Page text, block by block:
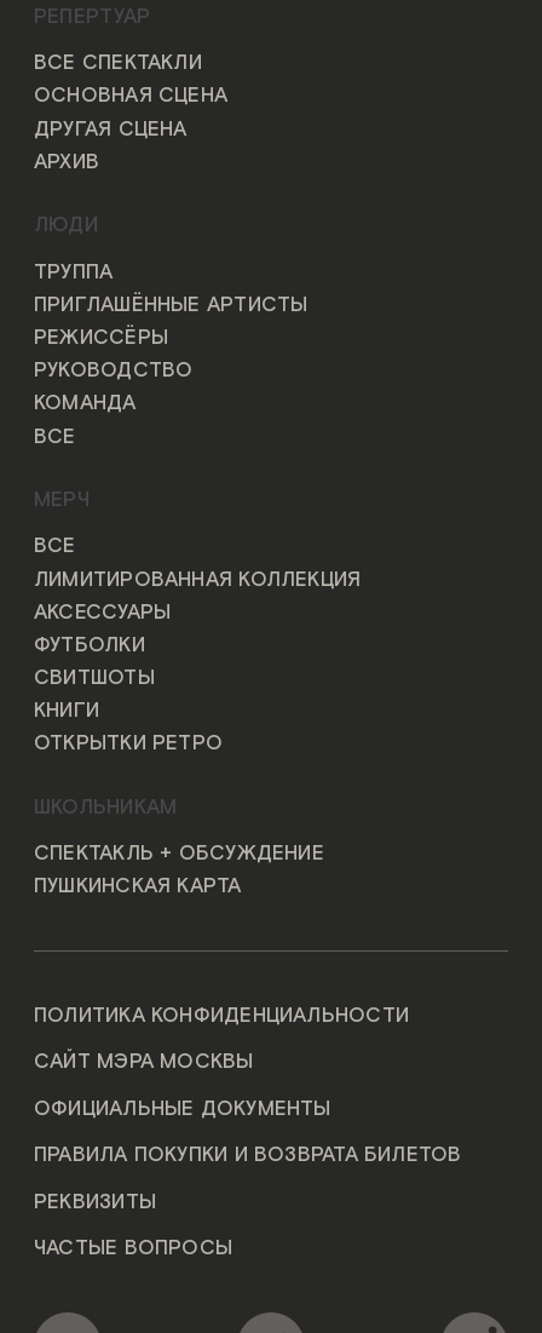
РЕПЕРТУАР
ВСЕ СПЕКТАКЛИ
ОСНОВНАЯ СЦЕНА
ДРУГАЯ СЦЕНА
АРХИВ
ЛЮДИ
ТРУППА
ПРИГЛАШЁННЫЕ АРТИСТЫ
РЕЖИССЁРЫ
РУКОВОДСТВО
КОМАНДА
ВСЕ
МЕРЧ
ВСЕ
ЛИМИТИРОВАННАЯ КОЛЛЕКЦИЯ
АКСЕССУАРЫ
ФУТБОЛКИ
СВИТШОТЫ
КНИГИ
ОТКРЫТКИ РЕТРО
ШКОЛЬНИКАМ
СПЕКТАКЛЬ + ОБСУЖДЕНИЕ
ПУШКИНСКАЯ КАРТА
ПОЛИТИКА КОНФИДЕНЦИАЛЬНОСТИ
САЙТ МЭРА МОСКВЫ
ОФИЦИАЛЬНЫЕ ДОКУМЕНТЫ
ПРАВИЛА ПОКУПКИ И ВОЗВРАТА БИЛЕТОВ
РЕКВИЗИТЫ
ЧАСТЫЕ ВОПРОСЫ